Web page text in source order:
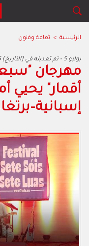
الرئيسية > ﺛﻘﺎﻓﺔ وﻓﻧون
2026 يوليو 5 - تم تعديله في [التاريخ]
مهرجان
أقمار" يحيي